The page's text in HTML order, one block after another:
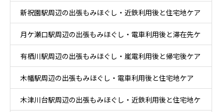
新祝園駅周辺の出張もみほぐし・近鉄利用後と住宅地ケア
月ケ瀬口駅周辺の出張もみほぐし・電車利用後と滞在先ケ
ア
有栖川駅周辺の出張もみほぐし・嵐電利用後と帰宅後ケア
木幡駅周辺の出張もみほぐし・電車利用後と住宅地ケア
木津川台駅周辺の出張もみほぐし・近鉄利用後と住宅地ケ